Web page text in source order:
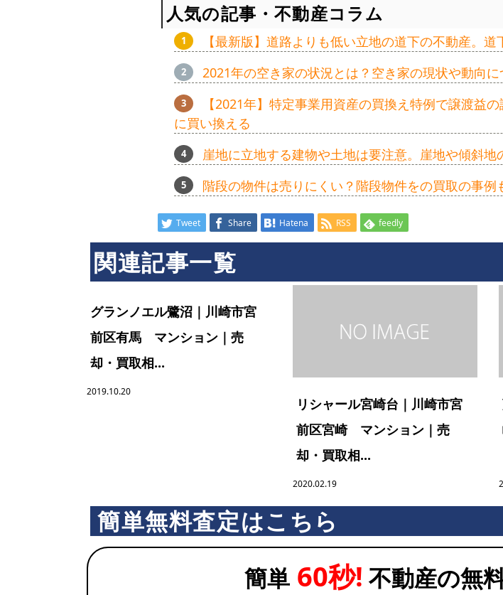
人気の記事・不動産コラム
【最新版】道路よりも低い立地の道下の不動産。
2021年の空き家の状況とは？空き家の現状や動向
【2021年】特定事業用資産の買換え特例で譲渡益
に買い換える
崖地に立地する建物や土地は要注意。崖地や傾斜
階段の物件は売りにくい？階段物件をの買取の事例
Tweet Share Hatena RSS feedly
関連記事一覧
グランノエル鷺沼｜川崎市宮
前区有馬 マンション｜売
却・買取相...
2019.10.20
リシャール宮崎台｜川崎市宮
前区宮崎 マンション｜売
却・買取相...
2020.02.19
簡単無料査定はこちら
簡単60秒! 不動産の無